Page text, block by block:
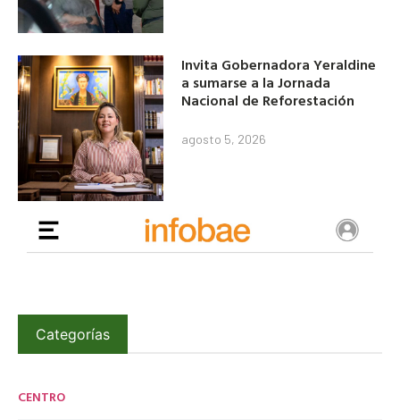
Invita Gobernadora Yeraldine
a sumarse a la Jornada
Nacional de Reforestación
agosto 5, 2026
Categorías
CENTRO